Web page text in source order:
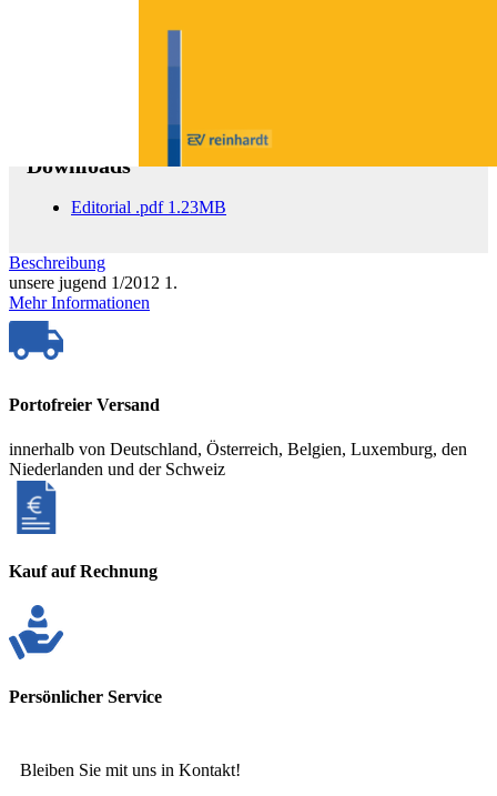
Downloads
Editorial .pdf 1.23MB
Beschreibung
unsere jugend 1/2012 1.
Mehr Informationen
Portofreier Versand
innerhalb von Deutschland, Österreich, Belgien, Luxemburg, den
Niederlanden und der Schweiz
Kauf auf Rechnung
Persönlicher Service
Bleiben Sie mit uns in Kontakt!